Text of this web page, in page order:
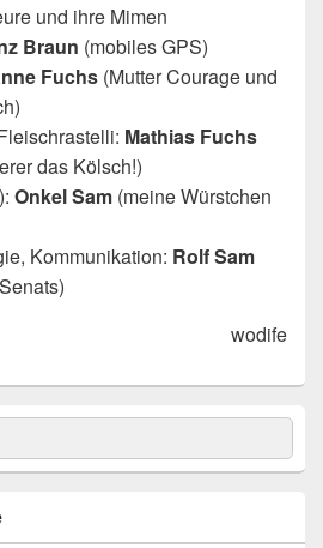
und ihre Mimen
Braun (mobiles GPS)
Fuchs (Mutter Courage und
Mathias Fuchs
das Kölsch!)
Onkel Sam (meine Würstchen
Kommunikation: Rolf Sam
wodife